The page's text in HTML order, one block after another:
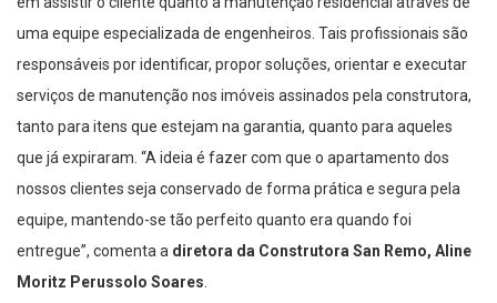
uma equipe especializada de engenheiros. Tais profissionais são
responsáveis por identificar, propor soluções, orientar e executar
serviços de manutenção nos imóveis assinados pela construtora,
tanto para itens que estejam na garantia, quanto para aqueles
que já expiraram. “A ideia é fazer com que o apartamento dos
nossos clientes seja conservado de forma prática e segura pela
equipe, mantendo-se tão perfeito quanto era quando foi
entregue”, comenta a diretora da Construtora San Remo, Aline
Moritz Perussolo Soares